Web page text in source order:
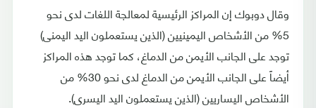
وقال دوبوك إن المراكز الرئيسية لمعالجة اللغات لدى نحو
5% من الأشخاص اليمينيين (الذين يستعملون اليد اليمنى)
توجد على الجانب الأيمن من الدماغ، كما توجد هذه المراكز
أيضاً على الجانب الأيمن من الدماغ لدى نحو 30% من
الأشخاص اليساريين (الذين يستعملون اليد اليسرى).